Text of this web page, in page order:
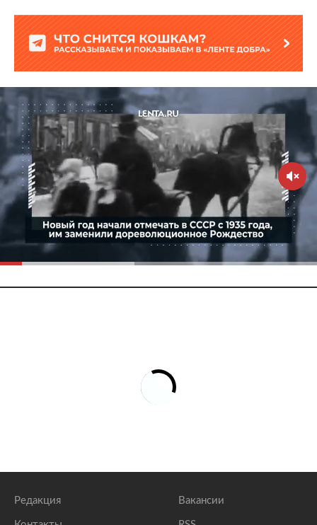
Редакция Вакансии